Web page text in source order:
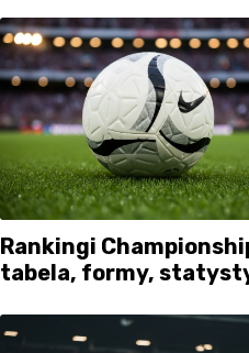
Rankingi
tabela, formy,